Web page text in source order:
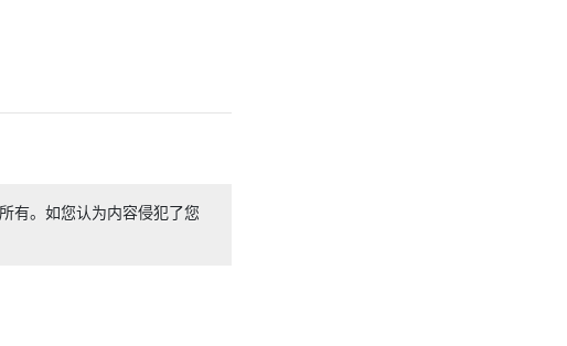
有。如您认为内容侵犯了您